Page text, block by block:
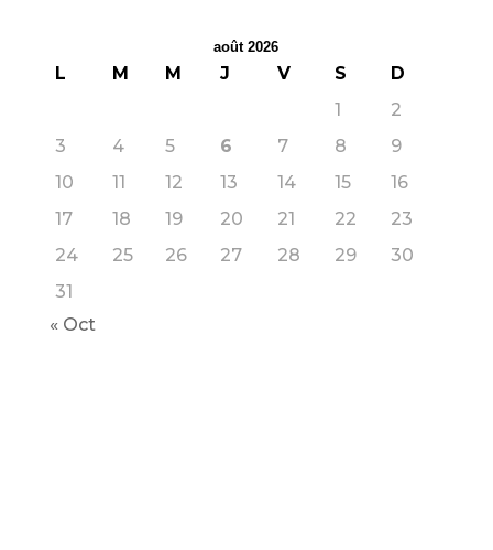
août 2026
L M M J V S
D
1
2
3
4 5 6 7 8
9
10
11 12 13 14 15
16
17
18 19 20 21 22
23
24
25 26 27 28 29
30
31
« Oct